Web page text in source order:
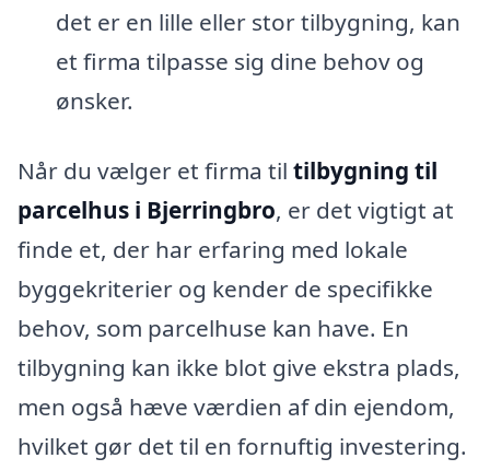
det er en lille eller stor tilbygning, kan
et firma tilpasse sig dine behov og
ønsker.
Når du vælger et firma til tilbygning til
parcelhus i Bjerringbro, er det vigtigt at
finde et, der har erfaring med lokale
byggekriterier og kender de specifikke
behov, som parcelhuse kan have. En
tilbygning kan ikke blot give ekstra plads,
men også hæve værdien af din ejendom,
hvilket gør det til en fornuftig investering.